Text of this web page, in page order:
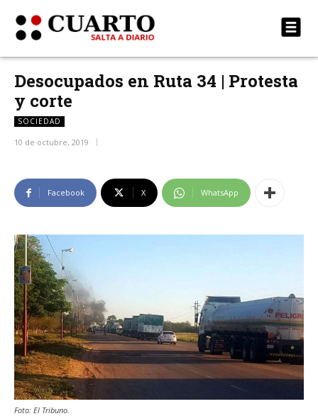
Desocupados en Ruta 34 | Protesta
y corte
SOCIEDAD
10 de octubre, 2019
Facebook X WhatsApp
Foto: El Tribuno.